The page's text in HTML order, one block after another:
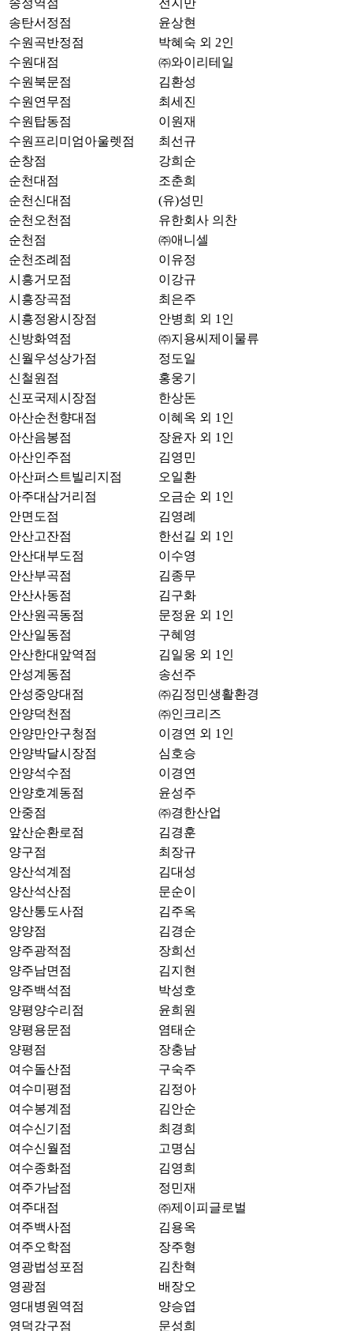
송정역점
전지만
송탄서정점
윤상현
수원곡반정점
박혜숙 외 2인
수원대점
㈜와이리테일
수원북문점
김환성
수원연무점
최세진
수원탑동점
이원재
수원프리미엄아울렛점
최선규
순창점
강희순
순천대점
조춘희
순천신대점
(유)성민
순천오천점
유한회사 의찬
순천점
㈜애니셀
순천조례점
이유정
시흥거모점
이강규
시흥장곡점
최은주
시흥정왕시장점
안병희 외 1인
신방화역점
㈜지용씨제이물류
신월우성상가점
정도일
신철원점
홍웅기
신포국제시장점
한상돈
아산순천향대점
이혜옥 외 1인
아산음봉점
장윤자 외 1인
아산인주점
김영민
아산퍼스트빌리지점
오일환
아주대삼거리점
오금순 외 1인
안면도점
김영례
안산고잔점
한선길 외 1인
안산대부도점
이수영
안산부곡점
김종무
안산사동점
김구화
안산원곡동점
문정윤 외 1인
안산일동점
구혜영
안산한대앞역점
김일웅 외 1인
안성계동점
송선주
안성중앙대점
㈜김정민생활환경
안양덕천점
㈜인크리즈
안양만안구청점
이경연 외 1인
안양박달시장점
심호승
안양석수점
이경연
안양호계동점
윤성주
안중점
㈜경한산업
앞산순환로점
김경훈
양구점
최장규
양산석계점
김대성
양산석산점
문순이
양산통도사점
김주옥
양양점
김경순
양주광적점
장희선
양주남면점
김지현
양주백석점
박성호
양평양수리점
윤희원
양평용문점
염태순
양평점
장충남
여수돌산점
구숙주
여수미평점
김정아
여수봉계점
김안순
여수신기점
최경희
여수신월점
고명심
여수종화점
김영희
여주가남점
정민재
여주대점
㈜제이피글로벌
여주백사점
김용옥
여주오학점
장주형
영광법성포점
김찬혁
영광점
배장오
영대병원역점
양승엽
영덕강구점
문성희